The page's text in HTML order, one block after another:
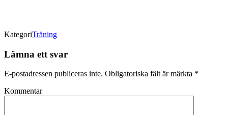
KategoriTräning
Lämna ett svar
E-postadressen publiceras inte. Obligatoriska fält är märkta *
Kommentar